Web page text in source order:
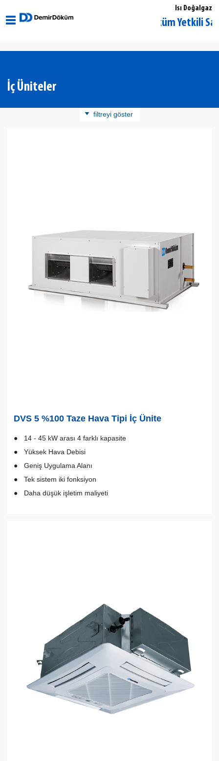
Isı Doğalgaz
Kırklareli Lüleburgaz DemirDöküm Yetkili Satıcı
İç Üniteler
filtreyi göster
DVS 5 %100 Taze Hava Tipi İç Ünite
14 - 45 kW arası 4 farklı kapasite
Yüksek Hava Debisi
Geniş Uygulama Alanı
Tek sistem iki fonksiyon
Daha düşük işletim maliyeti